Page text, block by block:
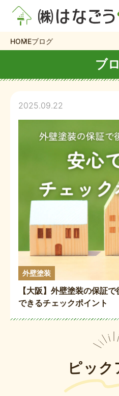
HOMEブログ
ブ
2025.09.22
外壁塗装
【大阪】外壁塗装の保証
できるチェックポイント
ピック